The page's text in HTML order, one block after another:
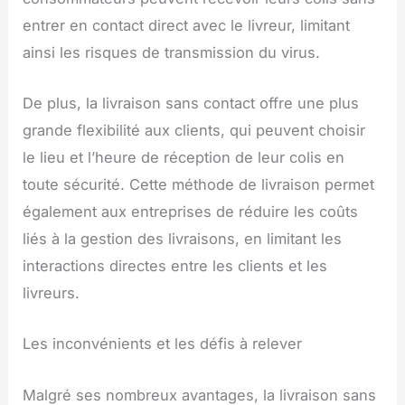
entrer en contact direct avec le livreur, limitant
ainsi les risques de transmission du virus.
De plus, la livraison sans contact offre une plus
grande flexibilité aux clients, qui peuvent choisir
le lieu et l’heure de réception de leur colis en
toute sécurité. Cette méthode de livraison permet
également aux entreprises de réduire les coûts
liés à la gestion des livraisons, en limitant les
interactions directes entre les clients et les
livreurs.
Les inconvénients et les défis à relever
Malgré ses nombreux avantages, la livraison sans